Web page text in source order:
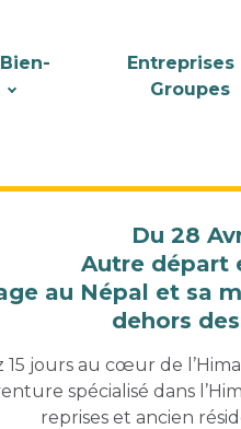
Entreprises
Groupes
Du 28
Autre départ
au Népal et sa
dehors
15 jours au cœur de
spécialisé dans
reprises et ancien